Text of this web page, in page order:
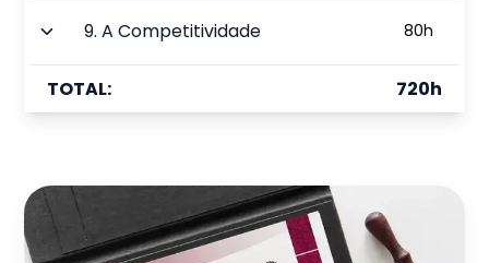
9.A Competitividade 80h
TOTAL: 720h